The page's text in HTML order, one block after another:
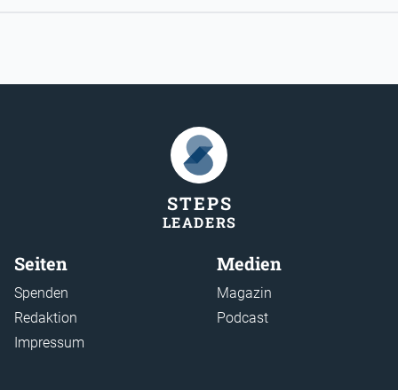
STEPS
LEADERS
Seiten
Spenden
Redaktion
Impressum
Medien
Magazin
Podcast